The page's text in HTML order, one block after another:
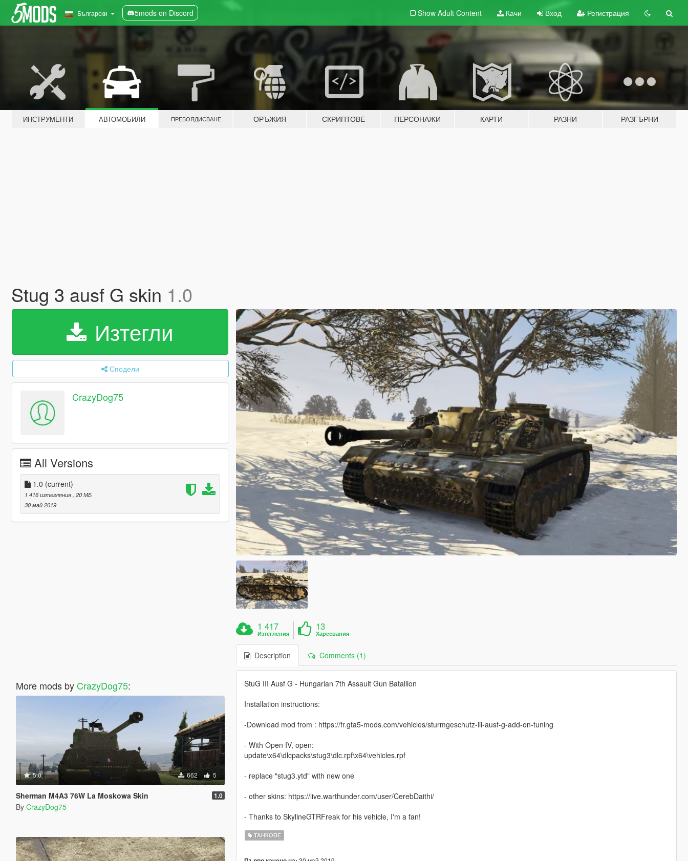
Български 5mods on Discord Show Adult Content Качи Вход Регистрация
ИНСТРУМЕНТИ АВТОМОБИЛИ ПРЕБОЯДИСВАНЕ ОРЪЖИЯ СКРИПТОВЕ ПЕРСОНАЖИ КАРТИ РАЗНИ РАЗГЪРНИ
Stug 3 ausf G skin 1.0
Изтегли
Сподели
CrazyDog75
All Versions
1.0 (current)
1 416 изтегляния , 20 МБ
30 май 2019
More mods by CrazyDog75:
5.0 662 5
Sherman M4A3 76W La Moskowa Skin 1.0
By CrazyDog75
1 417
Изтегления
13
Харесвания
Description Comments (1)
StuG III Ausf G - Hungarian 7th Assault Gun Batallion
Installation instructions:
-Download mod from : https://fr.gta5-mods.com/vehicles/sturmgeschutz-iii-ausf-g-add-on-tuning
- With Open IV, open:
update\x64\dlcpacks\stug3\dlc.rpf\x64\vehicles.rpf
- replace "stug3.ytd" with new one
- other skins: https://live.warthunder.com/user/CerebDaithi/
- Thanks to SkylineGTRFreak for his vehicle, I'm a fan!
ТАНКОВЕ